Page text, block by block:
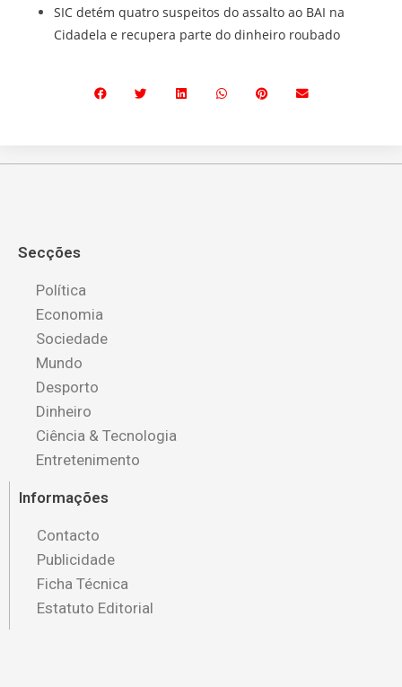
SIC detém quatro suspeitos do assalto ao BAI na
Cidadela e recupera parte do dinheiro roubado
Secções
Política
Economia
Sociedade
Mundo
Desporto
Dinheiro
Ciência & Tecnologia
Entretenimento
Informações
Contacto
Publicidade
Ficha Técnica
Estatuto Editorial